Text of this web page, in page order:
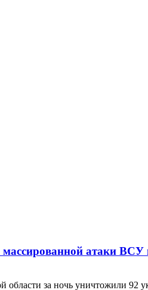
атаки ВСУ
за ночь уничтожили 92